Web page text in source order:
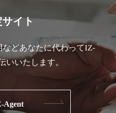
サイト
どあなたに代わってIZ-
いいたします。
Agent